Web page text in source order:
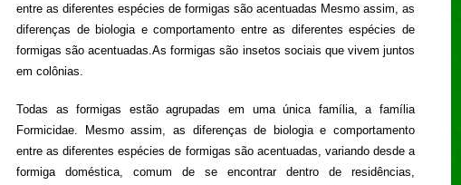
entre as diferentes espécies de formigas são acentuadas Mesmo assim, as
diferenças de biologia e comportamento entre as diferentes espécies de
formigas são acentuadas.As formigas são insetos sociais que vivem juntos
em colônias.
Todas as formigas estão agrupadas em uma única família, a família
Formicidae. Mesmo assim, as diferenças de biologia e comportamento
entre as diferentes espécies de formigas são acentuadas, variando desde a
formiga doméstica, comum de se encontrar dentro de residências,